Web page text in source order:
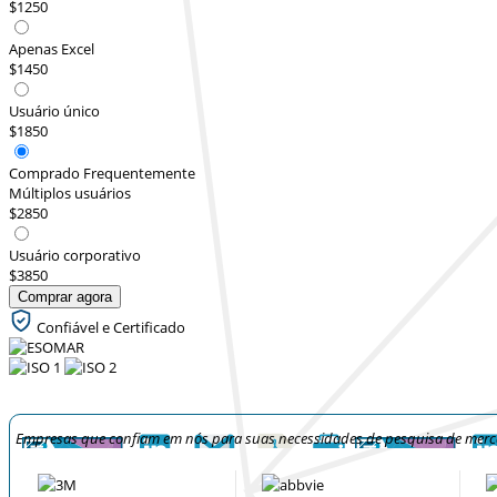
$1250
Apenas Excel
$1450
Usuário único
$1850
Comprado Frequentemente
Múltiplos usuários
$2850
Usuário corporativo
$3850
Comprar agora
Confiável e Certificado
Empresas que confiam em nós para suas necessidades de pesquisa de